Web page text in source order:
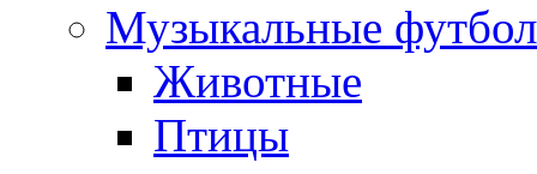
Музыкальные
Животные
Птицы